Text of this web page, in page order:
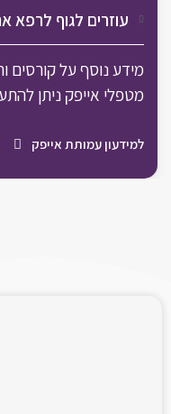
עוזרים לגוף לרפא
מידע נוסף על קורסים
מטפלי אייפק ניתן
למידעון עמותת אייפק